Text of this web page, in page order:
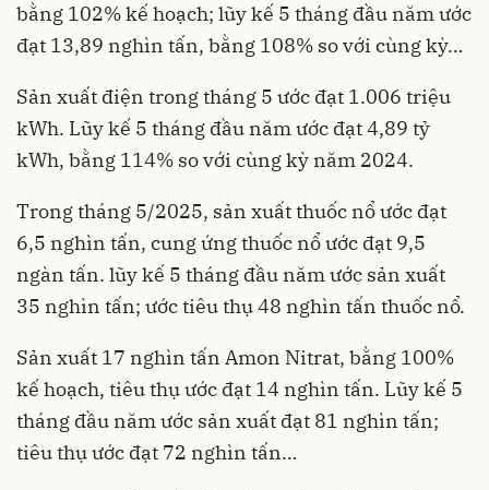
bằng 102% kế hoạch; lũy kế 5 tháng đầu năm ước
đạt 13,89 nghìn tấn, bằng 108% so với cùng kỳ…
Sản xuất điện trong tháng 5 ước đạt 1.006 triệu
kWh. Lũy kế 5 tháng đầu năm ước đạt 4,89 tỷ
kWh, bằng 114% so với cùng kỳ năm 2024.
Trong tháng 5/2025, sản xuất thuốc nổ ước đạt
6,5 nghìn tấn, cung ứng thuốc nổ ước đạt 9,5
ngàn tấn. lũy kế 5 tháng đầu năm ước sản xuất
35 nghìn tấn; ước tiêu thụ 48 nghìn tấn thuốc nổ.
Sản xuất 17 nghìn tấn Amon Nitrat, bằng 100%
kế hoạch, tiêu thụ ước đạt 14 nghìn tấn. Lũy kế 5
tháng đầu năm ước sản xuất đạt 81 nghìn tấn;
tiêu thụ ước đạt 72 nghìn tấn…